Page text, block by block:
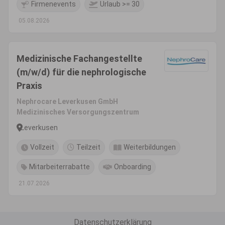
Firmenevents Urlaub >= 30
05.08.2026
Medizinische Fachangestellte
(m/w/d) für die nephrologische
Praxis
Nephrocare Leverkusen GmbH
Medizinisches Versorgungszentrum
Leverkusen
Vollzeit Teilzeit Weiterbildungen
Mitarbeiterrabatte Onboarding
21.07.2026
Datenschutzerklärung